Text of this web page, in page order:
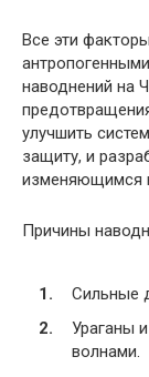
Все эти
наводнений на
улучшить
защиту, и
изменяющимся
Причины
Сильные
Ураганы
волнами.